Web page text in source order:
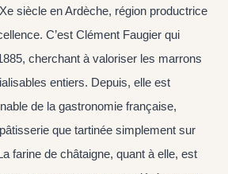
siècle en Ardèche, région productrice
C’est Clément Faugier qui
cherchant à valoriser les marrons
entiers. Depuis, elle est
de la gastronomie française,
que tartinée simplement sur
farine de châtaigne, quant à elle, est